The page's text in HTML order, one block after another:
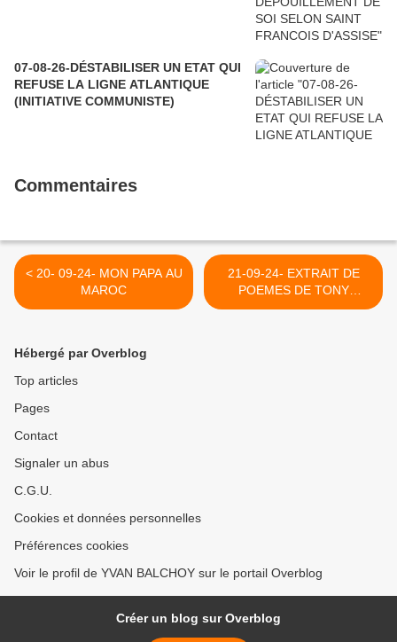
07-08-26-DÉSTABILISER UN ETAT QUI
REFUSE LA LIGNE ATLANTIQUE
(INITIATIVE COMMUNISTE)
Commentaires
< 20- 09-24- MON PAPA AU
MAROC
21-09-24- EXTRAIT DE
POEMES DE TONY
GUERRERO PRISONNIER
Hébergé par Overblog
Top articles
Pages
Contact
Signaler un abus
C.G.U.
Cookies et données personnelles
Préférences cookies
Voir le profil de YVAN BALCHOY sur le portail Overblog
Créer un blog sur Overblog